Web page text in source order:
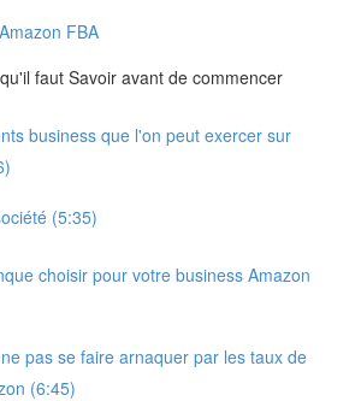
FBA
faut Savoir avant de commencer
business que l'on peut exercer sur
(5:35)
choisir pour votre business Amazon
pas se faire arnaquer par les taux de
(6:45)